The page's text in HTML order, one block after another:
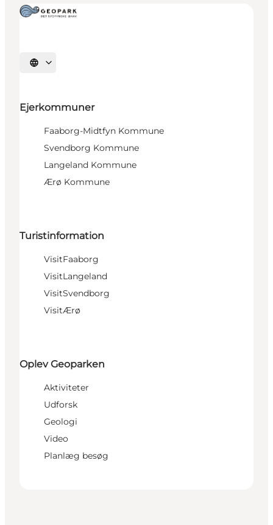
Vælg sprog
Ejerkommuner
Faaborg-Midtfyn Kommune
Svendborg Kommune
Langeland Kommune
Ærø Kommune
Turistinformation
VisitFaaborg
VisitLangeland
VisitSvendborg
VisitÆrø
Oplev Geoparken
Aktiviteter
Udforsk
Geologi
Video
Planlæg besøg